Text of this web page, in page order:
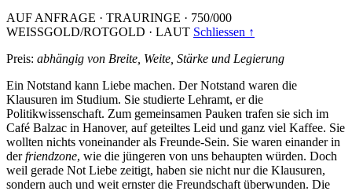
AUF ANFRAGE · TRAURINGE · 750/000
WEISSGOLD/ROTGOLD · LAUT Schliessen ↑
Preis: abhängig von Breite, Weite, Stärke und Legierung
Ein Notstand kann Liebe machen. Der Notstand waren die
Klausuren im Studium. Sie studierte Lehramt, er die
Politikwissenschaft. Zum gemeinsamen Pauken trafen sie sich im
Café Balzac in Hanover, auf geteiltes Leid und ganz viel Kaffee. Sie
wollten nichts voneinander als Freunde-Sein. Sie waren einander in
derfriendzone, wie die jüngeren von uns behaupten würden. Doch
weil gerade Not Liebe zeitigt, haben sie nicht nur die Klausuren,
sondern auch und weit ernster die Freundschaft überwunden. Die